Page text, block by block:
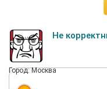
Не
Город: Москва